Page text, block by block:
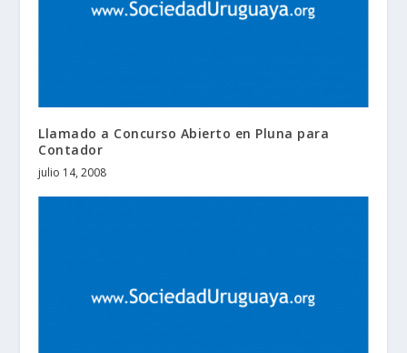
Llamado a Concurso Abierto en Pluna para
Contador
julio 14, 2008